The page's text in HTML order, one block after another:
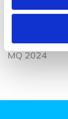
Weinsberg
Ford 600
MQ 2024